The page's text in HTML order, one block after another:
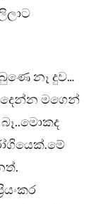
නෑ දුව…
දෙන්න මගෙන්